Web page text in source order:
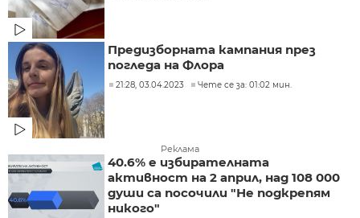
Предизборната кампания през
погледа на Флора
21:28, 03.04.2023 Чете се за: 01:02 мин.
Реклама
40.6% е избирателната
активност на 2 април, над 108 000
души са посочили "Не подкрепям
никого"